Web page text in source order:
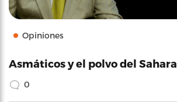
Opiniones
Asmáticos y el polvo del Sahara
0